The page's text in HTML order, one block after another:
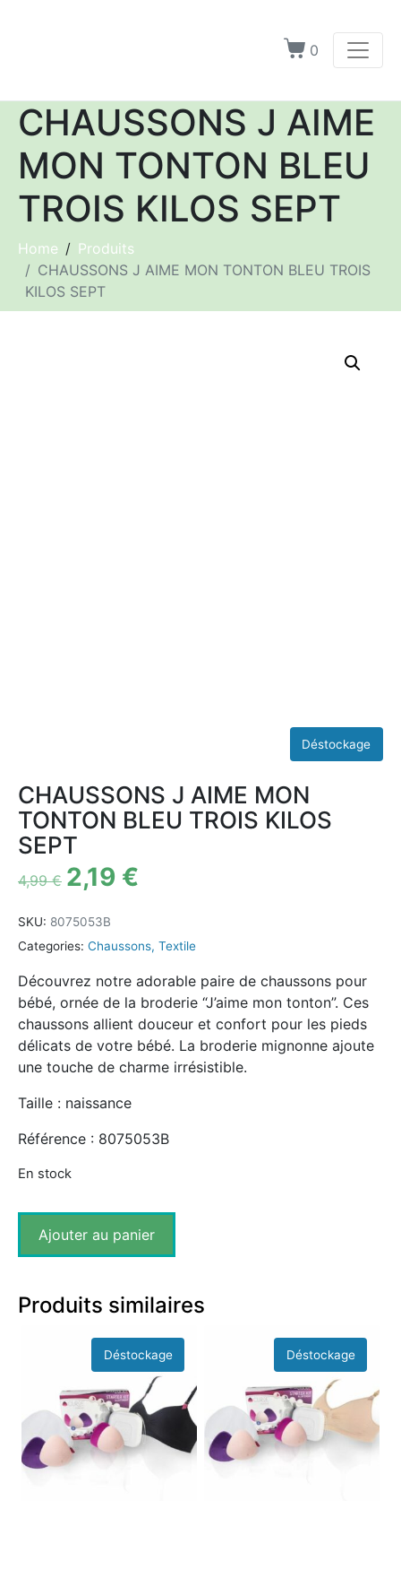
0
CHAUSSONS J AIME
MON TONTON BLEU
TROIS KILOS SEPT
Home
Produits
CHAUSSONS J AIME MON TONTON BLEU TROIS
KILOS SEPT
CHAUSSONS J AIME MON
TONTON BLEU TROIS KILOS
SEPT
4,99€ 2,19 €
SKU: 8075053B
Categories: Chaussons, Textile
Découvrez notre adorable paire de chaussons pour
bébé, ornée de la broderie “J’aime mon tonton”. Ces
chaussons allient douceur et confort pour les pieds
délicats de votre bébé. La broderie mignonne ajoute
une touche de charme irrésistible.
Taille : naissance
Référence : 8075053B
En stock
Ajouter au panier
Produits similaires